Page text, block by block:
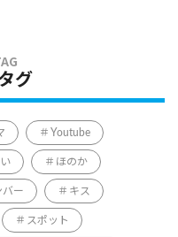
グ
Youtube
ほのか
バー キス
スポット